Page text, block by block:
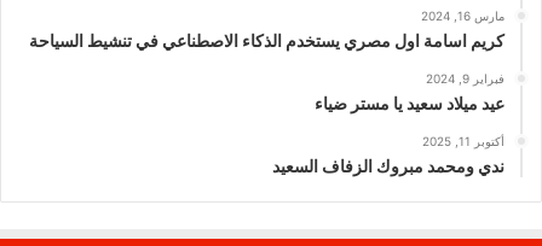
مارس 16, 2024
كريم اسامة اول مصري يستخدم الذكاء الاصطناعي في تنشيط السياحة
فبراير 9, 2024
عيد ميلاد سعيد يا مستر ضياء
أكتوبر 11, 2025
ندي ومحمد مبروك الزفاف السعيد